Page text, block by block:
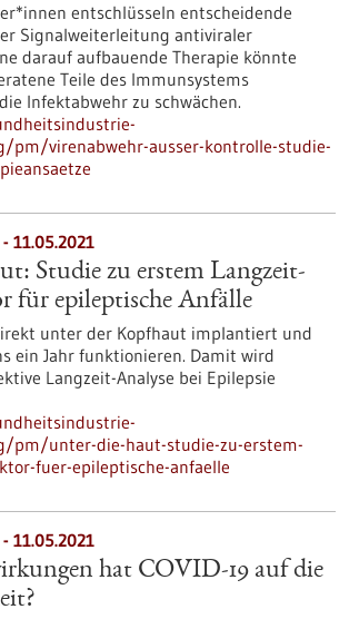
entschlüsseln entscheidende
Signalweiterleitung antiviraler
darauf aufbauende Therapie könnte
Teile des Immunsystems
Infektabwehr zu schwächen.
pm/virenabwehr-ausser-kontrolle-studie-
11.05.2021
Studie zu erstem Langzeit-
für epileptische Anfälle
unter der Kopfhaut implantiert und
ein Jahr funktionieren. Damit wird
Langzeit-Analyse bei Epilepsie
pm/unter-die-haut-studie-zu-erstem-
fuer-epileptische-anfaelle
11.05.2021
hat COVID-19 auf die